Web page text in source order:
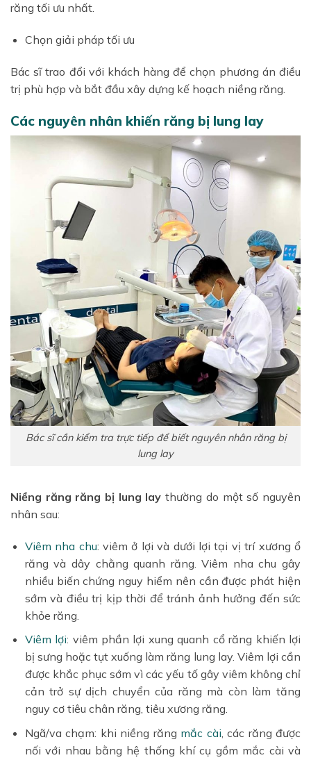
răng tối ưu nhất.
Chọn giải pháp tối ưu
Bác sĩ trao đổi với khách hàng để chọn phương án điều
trị phù hợp và bắt đầu xây dựng kế hoạch niềng răng.
Các nguyên nhân khiến răng bị lung lay
Bác sĩ cần kiểm tra trực tiếp để biết nguyên nhân răng bị
lung lay
Niềng răng răng bị lung laythường do một số nguyên
nhân sau:
Viêm nha chu: viêm ở lợi và dưới lợi tại vị trí xương ổ
răng và dây chằng quanh răng. Viêm nha chu gây
nhiều biến chứng nguy hiểm nên cần được phát hiện
sớm và điều trị kịp thời để tránh ảnh hưởng đến sức
khỏe răng.
Viêm lợi: viêm phần lợi xung quanh cổ răng khiến lợi
bị sưng hoặc tụt xuống làm răng lung lay. Viêm lợi cần
được khắc phục sớm vì các yếu tố gây viêm không chỉ
cản trở sự dịch chuyển của răng mà còn làm tăng
nguy cơ tiêu chân răng, tiêu xương răng.
Ngã/va chạm: khi niềng răng mắc cài , các răng được
nối với nhau bằng hệ thống khí cụ gồm mắc cài và